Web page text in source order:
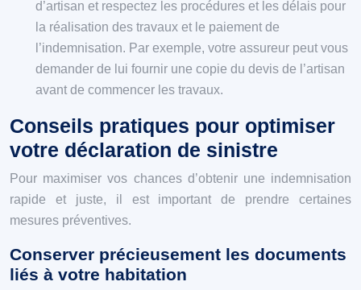
d’artisan et respectez les procédures et les délais pour
la réalisation des travaux et le paiement de
l’indemnisation. Par exemple, votre assureur peut vous
demander de lui fournir une copie du devis de l’artisan
avant de commencer les travaux.
Conseils pratiques pour optimiser
votre déclaration de sinistre
Pour maximiser vos chances d’obtenir une indemnisation
rapide et juste, il est important de prendre certaines
mesures préventives.
Conserver précieusement les documents
liés à votre habitation